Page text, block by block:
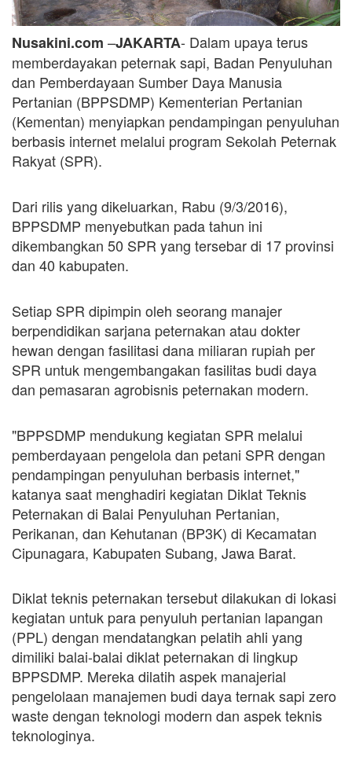
Nusakini.com –JAKARTA- Dalam upaya terus
memberdayakan peternak sapi, Badan Penyuluhan
dan Pemberdayaan Sumber Daya Manusia
Pertanian (BPPSDMP) Kementerian Pertanian
(Kementan) menyiapkan pendampingan penyuluhan
berbasis internet melalui program Sekolah Peternak
Rakyat (SPR).
Dari rilis yang dikeluarkan, Rabu (9/3/2016),
BPPSDMP menyebutkan pada tahun ini
dikembangkan 50 SPR yang tersebar di 17 provinsi
dan 40 kabupaten.
Setiap SPR dipimpin oleh seorang manajer
berpendidikan sarjana peternakan atau dokter
hewan dengan fasilitasi dana miliaran rupiah per
SPR untuk mengembangakan fasilitas budi daya
dan pemasaran agrobisnis peternakan modern.
"BPPSDMP mendukung kegiatan SPR melalui
pemberdayaan pengelola dan petani SPR dengan
pendampingan penyuluhan berbasis internet,"
katanya saat menghadiri kegiatan Diklat Teknis
Peternakan di Balai Penyuluhan Pertanian,
Perikanan, dan Kehutanan (BP3K) di Kecamatan
Cipunagara, Kabupaten Subang, Jawa Barat.
Diklat teknis peternakan tersebut dilakukan di lokasi
kegiatan untuk para penyuluh pertanian lapangan
(PPL) dengan mendatangkan pelatih ahli yang
dimiliki balai-balai diklat peternakan di lingkup
BPPSDMP. Mereka dilatih aspek manajerial
pengelolaan manajemen budi daya ternak sapi zero
waste dengan teknologi modern dan aspek teknis
teknologinya.